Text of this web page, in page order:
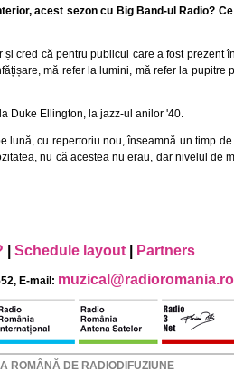
acest sezon cu Big Band-ul Radio?
cred că pentru publicul care a fost prezent
mă refer la lumini, mă refer la pupitre
Duke Ellington, la jazz-ul anilor '40.
cu repertoriu nou, înseamnă un timp
nu că acestea nu erau, dar nivelul de
Schedule layout Partners
E-mail: muzical@radioromania.ro
ROMÂNĂ DE RADIODIFUZIUNE